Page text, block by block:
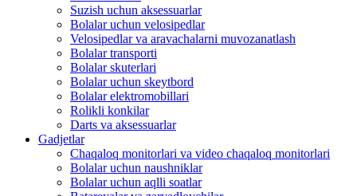
Suzish uchun aksessuarlar
Bolalar uchun velosipedlar
Velosipedlar va aravachalarni muvozanatlash
Bolalar transporti
Bolalar skuterlari
Bolalar uchun skeytbord
Bolalar elektromobillari
Rolikli konkilar
Darts va aksessuarlar
Gadjetlar
Chaqaloq monitorlari va video chaqaloq monitorlari
Bolalar uchun naushniklar
Bolalar uchun aqlli soatlar